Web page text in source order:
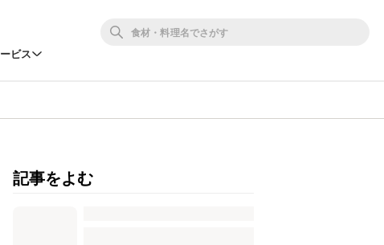
ビス
記事をよむ